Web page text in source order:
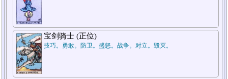
宝剑骑士 (正位)
技巧。勇敢。防卫。盛怒。战争。对立。毁灭。